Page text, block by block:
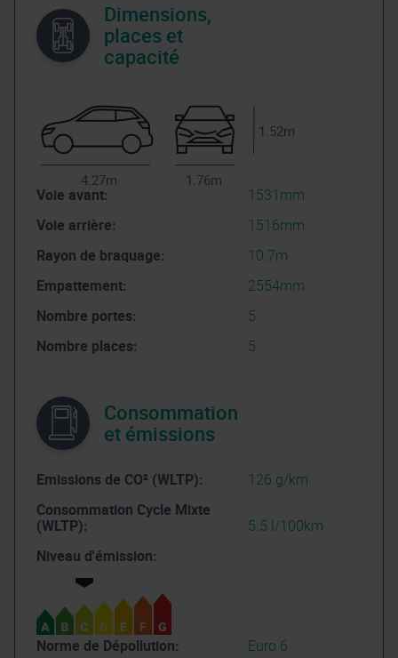
Dimensions,
places et
capacité
4.27m 1.76m
1.52m
Voie avant:
1531mm
Voie arrière:
1516mm
Rayon de braquage:
10.7m
Empattement:
2554mm
Nombre portes:
5
Nombre places:
5
Consommation
et émissions
Emissions de CO² (WLTP):
126 g/km
Consommation Cycle Mixte
(WLTP):
5.5 l/100km
Niveau d'émission:
Norme de Dépollution: Euro 6